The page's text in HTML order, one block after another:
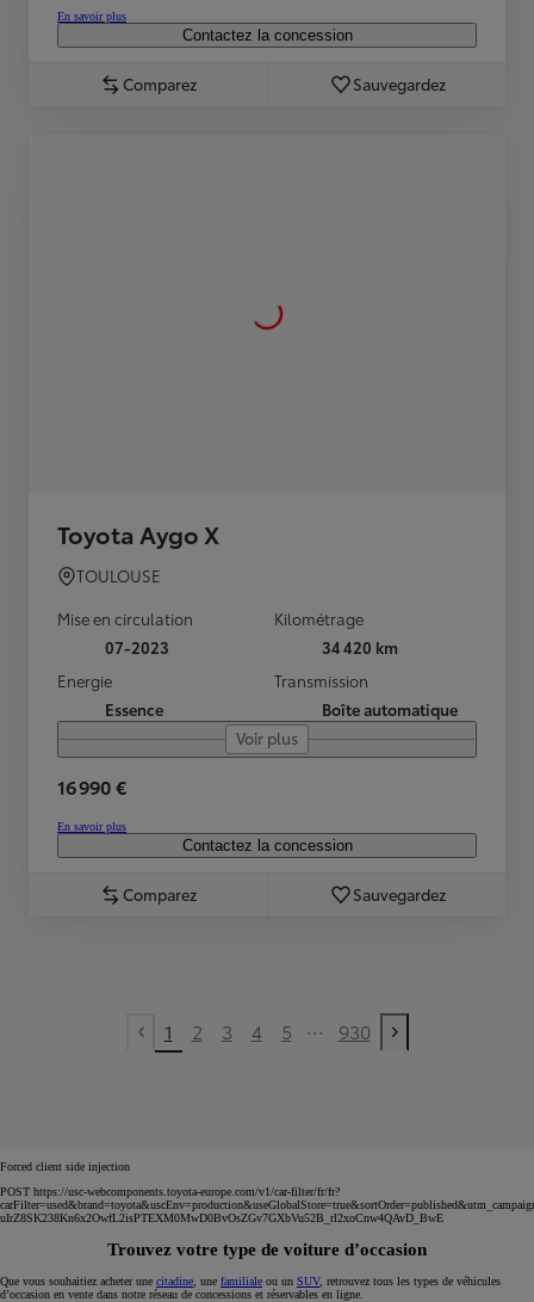
En savoir plus
Contactez la concession
Comparez Sauvegardez
Toyota Aygo X
TOULOUSE
Mise en circulation
07-2023
Kilométrage
34 420 km
Energie
Essence
Transmission
Boîte automatique
Voir plus
16 990 €
En savoir plus
Contactez la concession
Comparez Sauvegardez
Previous page
1 2 3 4 5 ... 930
Next page
Forced client side injection
POST https://usc-webcomponents.toyota-europe.com/v1/car-filter/fr/fr?
uIrZ8SK238Kn6x2OwfL2isPTEXM0MwD0BvOsZGv7GXbVu52B_rl2xoCnw4QAvD_BwE
Trouvez votre type de voiture d’occasion
Que vous souhaitiez acheter une citadine , une familiale ou un SUV, retrouvez tous les types de véhicules
d’occasion en vente dans notre réseau de concessions et réservables en ligne.